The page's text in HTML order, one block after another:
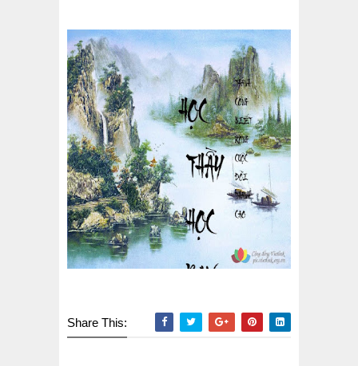
Share This: